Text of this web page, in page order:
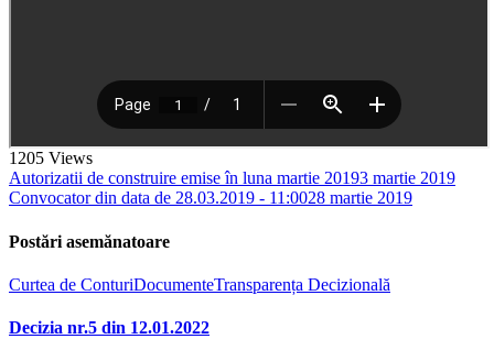
1205 Views
Autorizatii de construire emise în luna martie 20193 martie 2019
Convocator din data de 28.03.2019 - 11:0028 martie 2019
Postări asemănatoare
Curtea de ConturiDocumenteTransparența Decizională
Decizia nr.5 din 12.01.2022